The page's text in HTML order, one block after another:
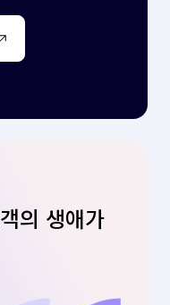
의 생애가